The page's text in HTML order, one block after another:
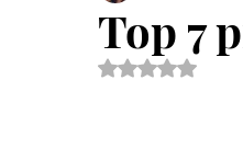
Top 7
Avaliado com